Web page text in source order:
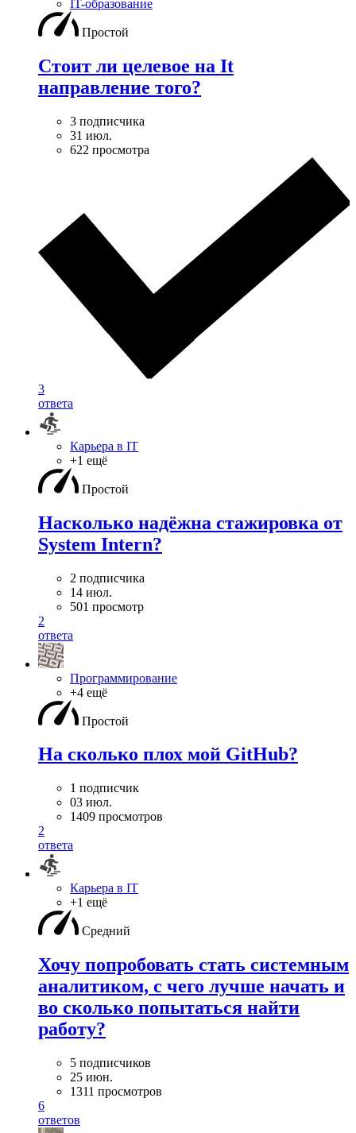
IT-образование
Простой
Стоит ли целевое на It
направление того?
3 подписчика
31 июл.
622 просмотра
3
ответа
Карьера в IT
+1 ещё
Простой
Насколько надёжна стажировка от
System Intern?
2 подписчика
14 июл.
501 просмотр
2
ответа
Программирование
+4 ещё
Простой
На сколько плох мой GitHub?
1 подписчик
03 июл.
1409 просмотров
2
ответа
Карьера в IT
+1 ещё
Средний
Хочу попробовать стать системным
аналитиком, с чего лучше начать и
во сколько попытаться найти
работу?
5 подписчиков
25 июн.
1311 просмотров
6
ответов